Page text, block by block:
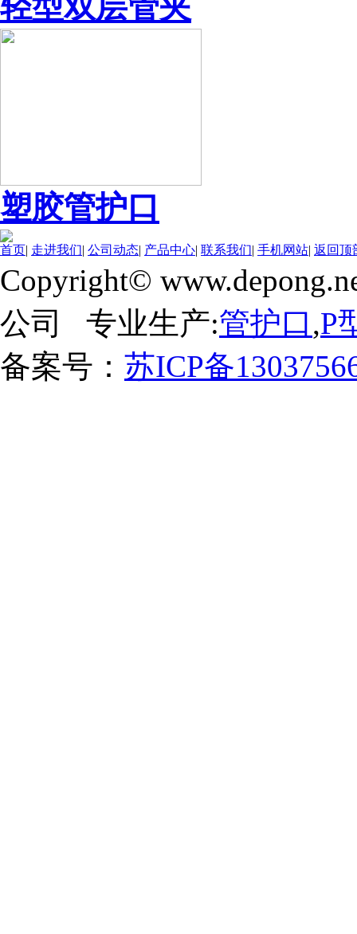
塑胶管护口
首页| 走进我们| 公司动态| 产品中心| 联系我们| 手机网站| 返回顶
Copyright©
公司 专业生产:管护口,P
备案号： 苏ICP备